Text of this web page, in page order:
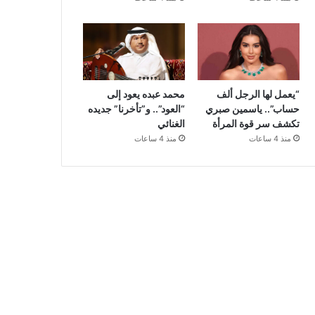
“يعمل لها الرجل ألف
حساب”.. ياسمين صبري
تكشف سر قوة المرأة
منذ 4 ساعات
محمد عبده يعود إلى
“العود”.. و”تأخرنا” جديده
الغنائي
منذ 4 ساعات